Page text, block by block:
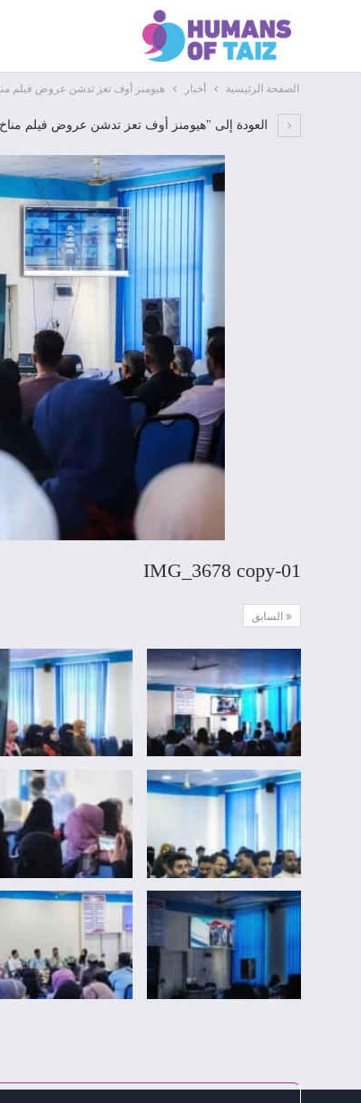
الصفحة الرئيسية أخبار هيومنز أوف تعز تدشن عروض فيلم
العودة إلى "هيومنز أوف تعز تدشن عروض فيلم
IMG_3678 copy-01
السابق